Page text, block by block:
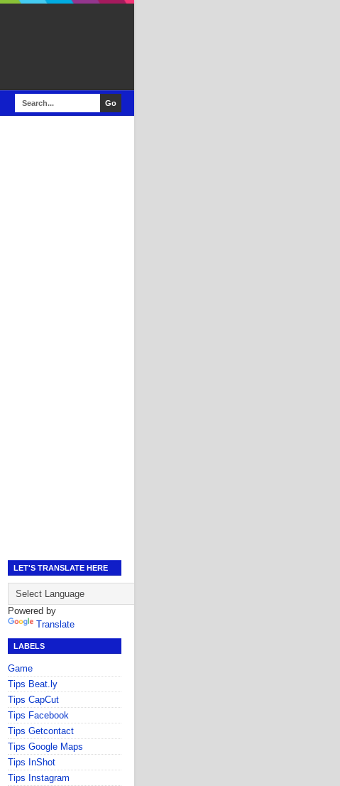
LET'S TRANSLATE HERE
Powered by
Translate
LABELS
Game
Tips Beat.ly
Tips CapCut
Tips Facebook
Tips Getcontact
Tips Google Maps
Tips InShot
Tips Instagram